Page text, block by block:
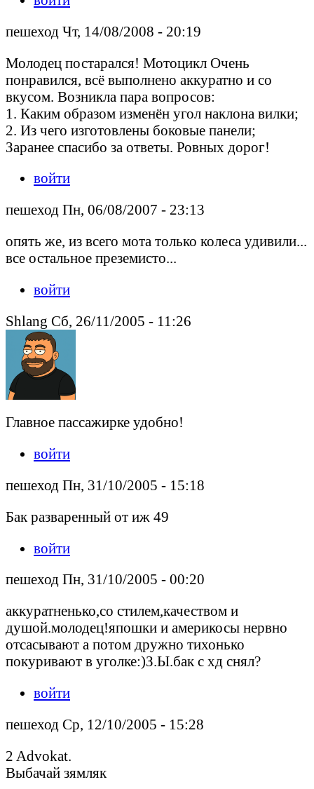
пешеход Чт, 14/08/2008 - 20:19
Молодец постарался! Мотоцикл Очень
понравился, всё выполнено аккуратно и со
вкусом. Возникла пара вопросов:
1. Каким образом изменён угол наклона вилки;
2. Из чего изготовлены боковые панели;
Заранее спасибо за ответы. Ровных дорог!
войти
пешеход Пн, 06/08/2007 - 23:13
опять же, из всего мота только колеса удивили...
все остальное преземисто...
войти
Shlang Сб, 26/11/2005 - 11:26
Главное пассажирке удобно!
войти
пешеход Пн, 31/10/2005 - 15:18
Бак разваренный от иж 49
войти
пешеход Пн, 31/10/2005 - 00:20
аккуратненько,со стилем,качеством и
душой.молодец!япошки и америкосы нервно
отсасывают а потом дружно тихонько
покуривают в уголке:)З.Ы.бак с хд снял?
войти
пешеход Ср, 12/10/2005 - 15:28
2 Advokat.
Выбачай зямляк